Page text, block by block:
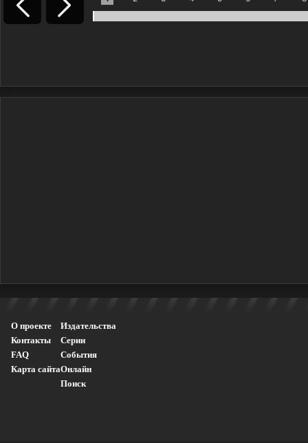
О проекте
Контакты
FAQ
Карта сайта
Издательства
Серии
События
Онлайн
Поиск